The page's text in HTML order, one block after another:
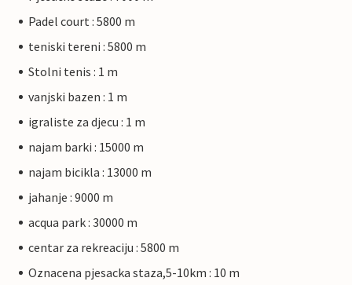
Padel court : 5800 m
teniski tereni : 5800 m
Stolni tenis : 1 m
vanjski bazen : 1 m
igraliste za djecu : 1 m
najam barki : 15000 m
najam bicikla : 13000 m
jahanje : 9000 m
acqua park : 30000 m
centar za rekreaciju : 5800 m
Oznacena pjesacka staza,5-10km : 10 m